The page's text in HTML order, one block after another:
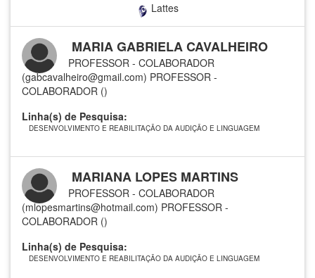
Lattes
MARIA GABRIELA CAVALHEIRO
PROFESSOR - COLABORADOR
(gabcavalheiro@gmail.com) PROFESSOR -
COLABORADOR ()
Linha(s) de Pesquisa:
DESENVOLVIMENTO E REABILITAÇÃO DA AUDIÇÃO E LINGUAGEM
MARIANA LOPES MARTINS
PROFESSOR - COLABORADOR
(mlopesmartins@hotmail.com) PROFESSOR -
COLABORADOR ()
Linha(s) de Pesquisa:
DESENVOLVIMENTO E REABILITAÇÃO DA AUDIÇÃO E LINGUAGEM